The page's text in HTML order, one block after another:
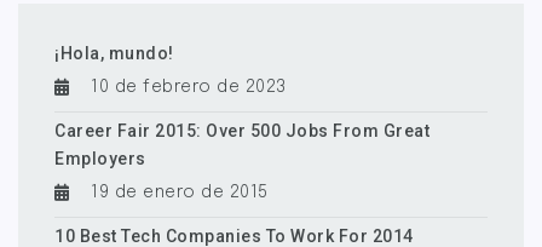
¡Hola, mundo!
10 de febrero de 2023
Career Fair 2015: Over 500 Jobs From Great
Employers
19 de enero de 2015
10 Best Tech Companies To Work For 2014